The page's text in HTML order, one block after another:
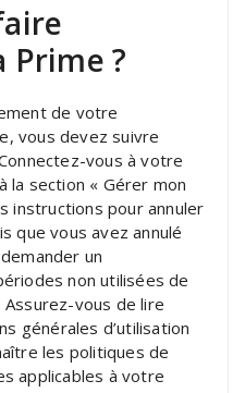
Prime ?
de votre
vous devez suivre
vous à votre
la section « Gérer mon
instructions pour annuler
que vous avez annulé
un
non utilisées de
vous de lire
générales d’utilisation
les politiques de
applicables à votre